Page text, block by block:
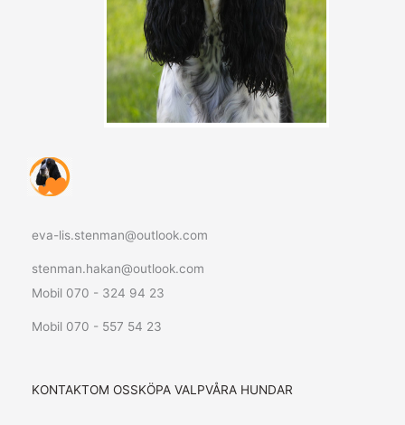
eva-lis.stenman@outlook.com
stenman.hakan@outlook.com
Mobil 070 - 324 94 23
Mobil 070 - 557 54 23
KONTAKTOM OSSKÖPA VALPVÅRA HUNDAR